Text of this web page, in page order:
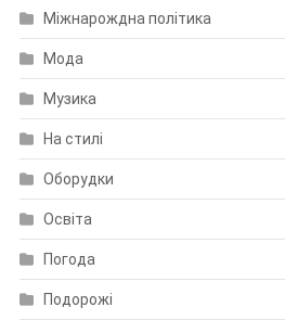
Міжнарождна політика
Мода
Музика
На стилі
Оборудки
Освіта
Погода
Подорожі